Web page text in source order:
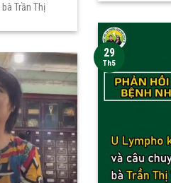
Trần Thị
29
Th5